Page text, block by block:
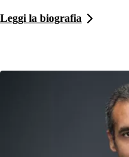
Leggi la biografia